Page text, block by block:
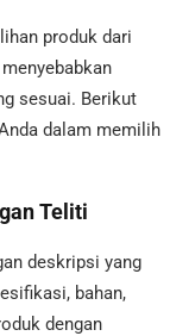
produk dari
sesuai. Berikut
dalam memilih
Teliti
deskripsi yang
bahan,
dengan